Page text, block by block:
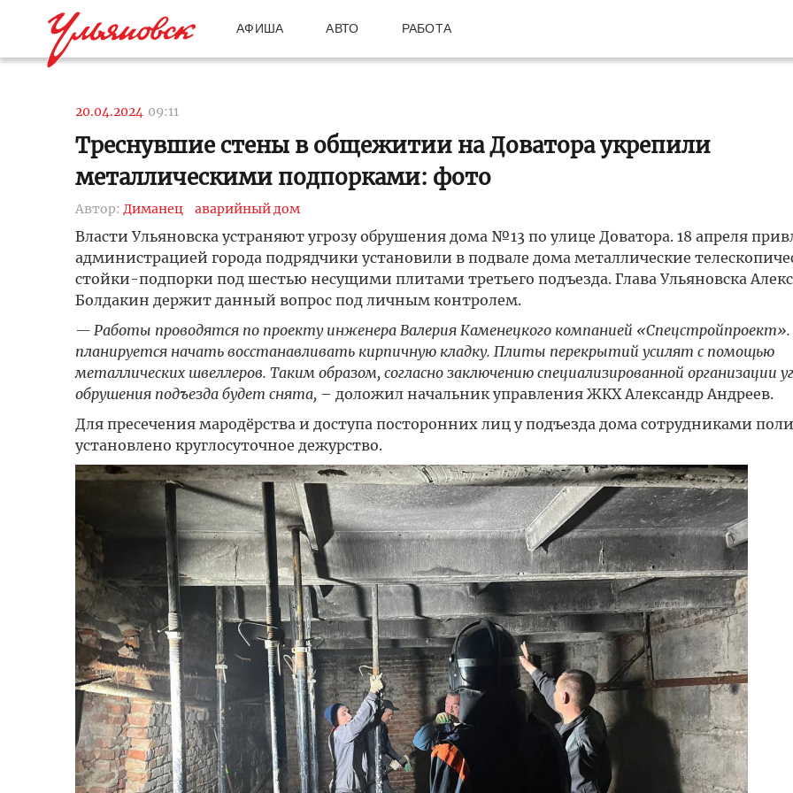
АФИША АВТО РАБОТА
20.04.2024 09:11
Треснувшие стены в общежитии на Доватора укрепили
металлическими подпорками: фото
Автор: Диманец аварийный дом
Власти Ульяновска устраняют угрозу обрушения дома №13 по улице Доватора. 18 апреля
администрацией города подрядчики установили в подвале дома металлические
стойки-подпорки под шестью несущими плитами третьего подъезда. Глава Ульяновска
Болдакин держит данный вопрос под личным контролем.
— Работы проводятся по проекту инженера Валерия Каменецкого компанией «Спецстройпроект».
планируется начать восстанавливать кирпичную кладку. Плиты перекрытий усилят с помощью
металлических швеллеров. Таким образом, согласно заключению специализированной организации
обрушения подъезда будет снята,– доложил начальник управления ЖКХ Александр Андреев.
Для пресечения мародёрства и доступа посторонних лиц у подъезда дома сотрудниками
установлено круглосуточное дежурство.